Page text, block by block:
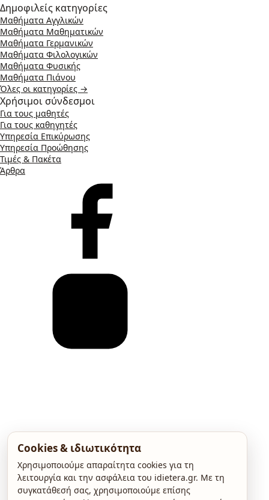
Δημοφιλείς κατηγορίες
Μαθήματα Αγγλικών
Μαθήματα Μαθηματικών
Μαθήματα Γερμανικών
Μαθήματα Φιλολογικών
Μαθήματα Φυσικής
Μαθήματα Πιάνου
Όλες οι κατηγορίες →
Χρήσιμοι σύνδεσμοι
Για τους μαθητές
Για τους καθηγητές
Υπηρεσία Επικύρωσης
Υπηρεσία Προώθησης
Τιμές & Πακέτα
Άρθρα
Cookies & ιδιωτικότητα
Χρησιμοποιούμε απαραίτητα cookies για τη
λειτουργία και την ασφάλεια του idietera.gr. Με τη
συγκατάθεσή σας, χρησιμοποιούμε επίσης